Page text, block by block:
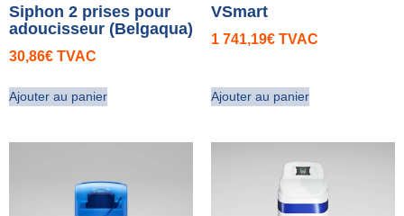
Siphon 2 prises pour
adoucisseur (Belgaqua)
30,86€ TVAC
Ajouter au panier
VSmart
1 741,19€ TVAC
Ajouter au panier